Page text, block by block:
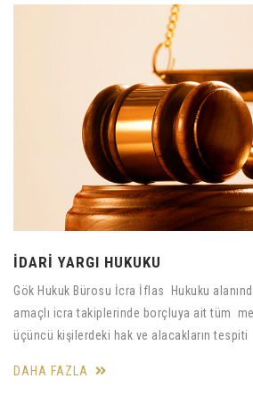
İDARİ YARGI HUKUKU
Gök Hukuk Bürosu İcra İflas Hukuku
amaçlı icra takiplerinde borçluya ait tüm
üçüncü kişilerdeki hak ve alacakların tespiti
DAHA FAZLA